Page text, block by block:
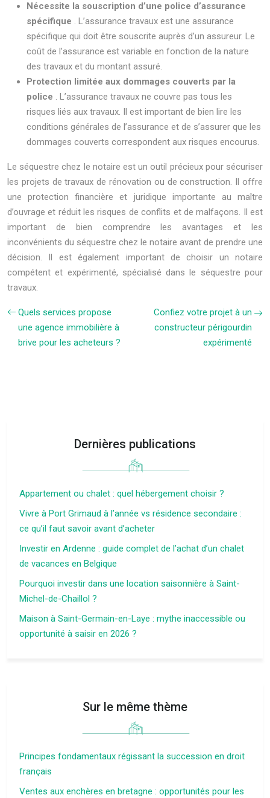
Nécessite la souscription d’une police d’assurance
spécifique . L’assurance travaux est une assurance
spécifique qui doit être souscrite auprès d’un assureur. Le
coût de l’assurance est variable en fonction de la nature
des travaux et du montant assuré.
Protection limitée aux dommages couverts par la
police . L’assurance travaux ne couvre pas tous les
risques liés aux travaux. Il est important de bien lire les
conditions générales de l’assurance et de s’assurer que les
dommages couverts correspondent aux risques encourus.
Le séquestre chez le notaire est un outil précieux pour sécuriser
les projets de travaux de rénovation ou de construction. Il offre
une protection financière et juridique importante au maître
d’ouvrage et réduit les risques de conflits et de malfaçons. Il est
important de bien comprendre les avantages et les
inconvénients du séquestre chez le notaire avant de prendre une
décision. Il est également important de choisir un notaire
compétent et expérimenté, spécialisé dans le séquestre pour
travaux.
Quels services propose
une agence immobilière à
brive pour les acheteurs ?
Confiez votre projet à un
constructeur périgourdin
expérimenté
Dernières publications
Appartement ou chalet : quel hébergement choisir ?
Vivre à Port Grimaud à l’année vs résidence secondaire :
ce qu’il faut savoir avant d’acheter
Investir en Ardenne : guide complet de l’achat d’un chalet
de vacances en Belgique
Pourquoi investir dans une location saisonnière à Saint-
Michel-de-Chaillol ?
Maison à Saint-Germain-en-Laye : mythe inaccessible ou
opportunité à saisir en 2026 ?
Sur le même thème
Principes fondamentaux régissant la succession en droit
français
Ventes aux enchères en bretagne : opportunités pour les